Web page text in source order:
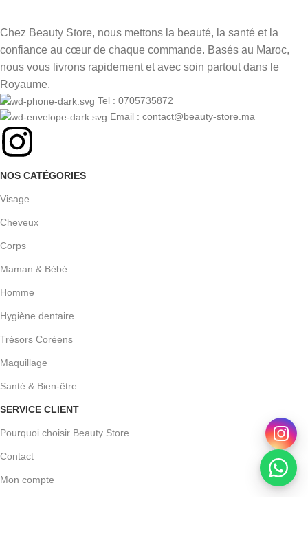
Chez Beauty Store, nous mettons la beauté, la santé et la
confiance au cœur de chaque commande. Basés au Maroc,
nous vous livrons rapidement et avec soin partout dans le
Royaume.
Tel : 0705735872
Email : contact@beauty-store.ma
NOS CATÉGORIES
Visage
Cheveux
Corps
Maman & Bébé
Homme
Hygiène dentaire
Trésors Coréens
Maquillage
Santé & Bien-être
SERVICE CLIENT
Pourquoi choisir Beauty Store
Contact
Mon compte